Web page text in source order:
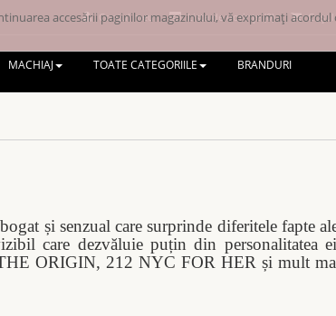
Contul meu Lista de dorințe (0)
MACHIAJ TOATE CATEGORIILE BRANDURI
și senzual care surprinde diferitele fapte
care dezvăluie puțin din personalitatea
ORIGIN, 212 NYC FOR HER și mult
accesării paginilor magazinului, vă exprimați acordul